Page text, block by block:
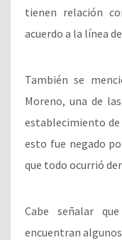
tienen relación
acuerdo a la línea
También se
Moreno, una de
establecimiento
esto fue negado
que todo ocurrió
Cabe señalar
encuentran